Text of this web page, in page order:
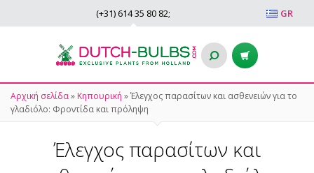
GR
(+31) 614 35 80 82;
Αρχική σελίδα» Κηπουρική »Έλεγχος παρασίτων και ασθενειών για το
γλαδιόλο: Φροντίδα και πρόληψη
Έλεγχος παρασίτων και